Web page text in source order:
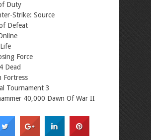
Duty
Strike: Source
Defeat
Force
Dead
Fortress
Tournament 3
40,000 Dawn Of War II